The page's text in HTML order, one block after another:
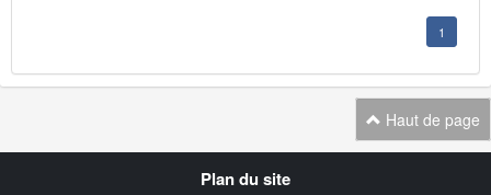
1
Haut de page
Plan du site